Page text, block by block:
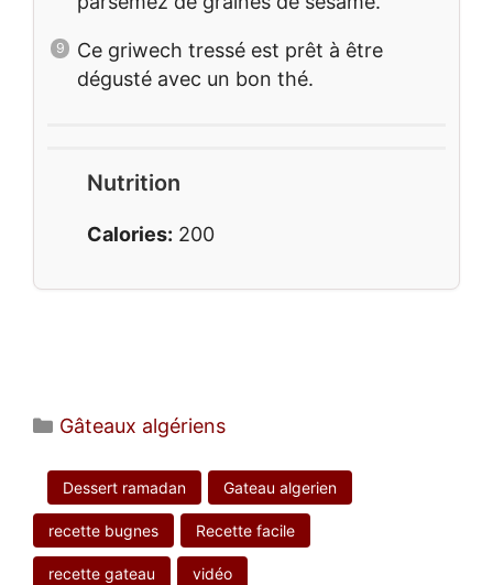
Ce griwech tressé est prêt à être
dégusté avec un bon thé.
Nutrition
Calories: 200
Catégories
Gâteaux algériens
Dessert ramadan Gateau algerien
recette bugnes Recette facile
recette gateau vidéo